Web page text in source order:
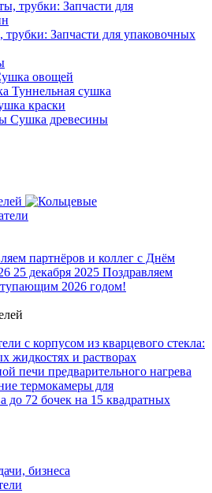
Запчасти для упаковочных
овощей
Туннельная сушка
краски
Сушка древесины
партнёров и коллег с Днём
25 декабря 2025 Поздравляем
2026 годом!
с корпусом из кварцевого стекла:
жидкостях и растворах
печи предварительного нагрева
термокамеры для
до 72 бочек на 15 квадратных
бизнеса